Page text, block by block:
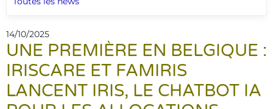
14/10/2025
UNE PREMIÈRE EN BELGIQUE :
IRISCARE ET FAMIRIS
LANCENT IRIS, LE CHATBOT IA